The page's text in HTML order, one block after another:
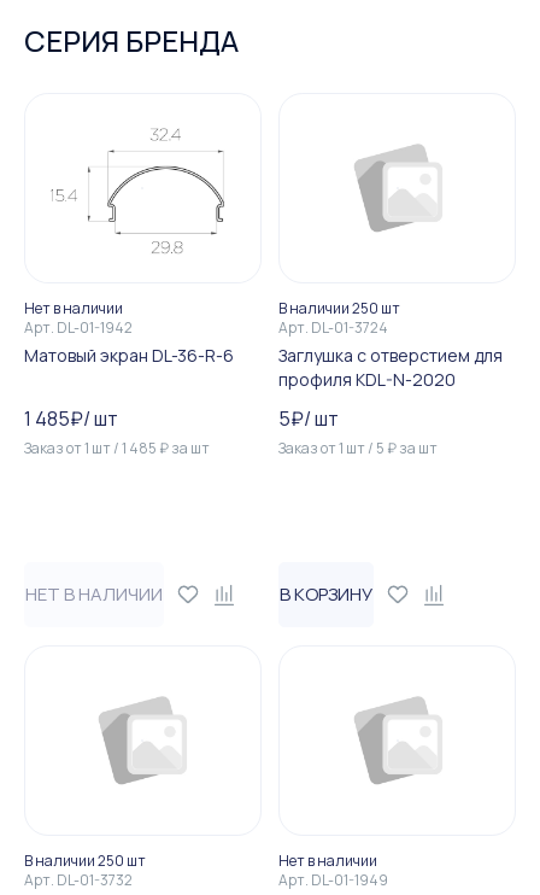
СЕРИЯ БРЕНДА
Нет в наличии
Арт. DL-01-1942
Матовый экран DL-36-R-6
1 485₽/шт
Заказ от1 шт/1 485 ₽за шт
НЕТ В НАЛИЧИИ
В наличии 250 шт
Арт. DL-01-3724
Заглушка с отверстием для
профиля KDL-N-2020
5₽/шт
Заказ от1 шт/ 5 ₽за шт
В КОРЗИНУ
В наличии 250 шт
Арт. DL-01-3732
Нет в наличии
Арт. DL-01-1949